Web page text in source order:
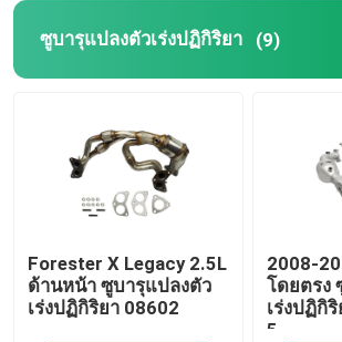
ตัวเร่งปฏิกิริยาแบบพอดีโดยตรง
เครื่องฟอกไอเสียเชิงเร่งปฏิกิริยาสามท
เครื่องฟอกไอเสียดีเซล
ซูบารุแปลงตัวเร่งปฏิกิริยา (9)
Forester X Legacy 2.5L
ด้านหน้า ซูบารุแปลงตัว
เร่งปฏิกิริยา 08602
2008-
โดยตรง
เร่งปฏิกิ
5